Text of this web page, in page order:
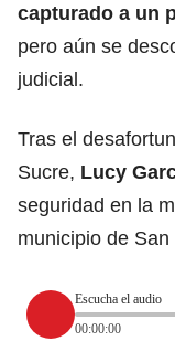
capturado a un
pero aún se
judicial.
Tras el
Sucre, Lucy
seguridad en la
municipio de San
Escucha el audio
00:00:00